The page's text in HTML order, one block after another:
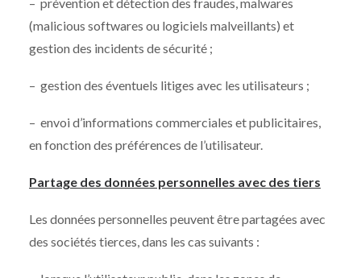
(malicious softwares ou logiciels malveillants) et
gestion des incidents de sécurité ;
– gestion des éventuels litiges avec les utilisateurs ;
– envoi d’informations commerciales et publicitaires,
en fonction des préférences de l’utilisateur.
Partage des données personnelles avec des tiers
Les données personnelles peuvent être partagées avec
des sociétés tierces, dans les cas suivants :